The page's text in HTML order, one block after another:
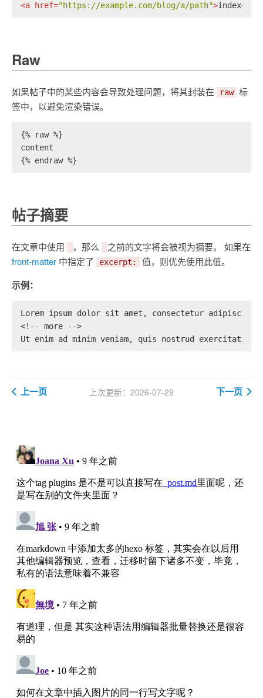
<a href="https://example.com/blog/a/path">index</
Raw
如果帖子中的某些内容会导致处理问题，将其封装在 raw 标
签中，以避免渲染错误。
{% raw %}
content
{% endraw %}
帖子摘要
在文章中使用 ，那么
之前的文字将会被视为摘要。 如果在
front-matter 中指定了 excerpt: 值，则优先使用此值。
示例：
Lorem ipsum dolor sit amet, consectetur
<!-- more -->
Ut enim ad minim veniam, quis nostrud
上次更新：2026-07-29
上一页 下一页